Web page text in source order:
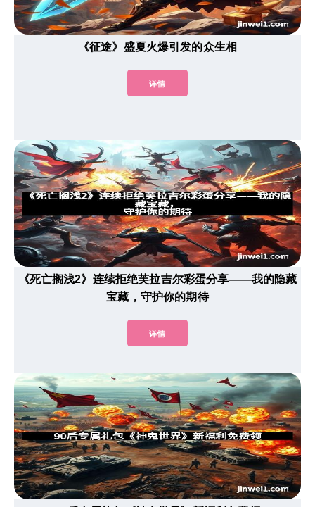
《征途》盛夏火爆引发的众生相
详情
《死亡搁浅2》连续拒绝芙拉吉尔彩蛋分享——我的隐藏
宝藏，守护你的期待
详情